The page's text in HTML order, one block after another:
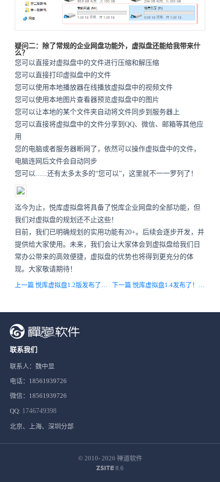
疑问二：除了常规的企业网盘功能外，虚拟盘还能给我带来什
么？
您可以直接对虚拟盘中的文件进行压缩和解压缩
您可以直接打印虚拟盘中的文件
您可以使用本地播放器在线播放虚拟盘中的视频文件
您可以使用本地图片查看器预览虚拟盘中的图片
您可以让本地的某个文件夹自动将文件同步到服务器上
您可以直接将虚拟盘中的文件分享到QQ、微信、邮箱等其他应
用
您的电脑或者服务器断网了，依然可以操作虚拟盘中的文件，
电脑连网后文件会自动同步
您可以......还有太多太多的“您可以”，这里就不一一罗列了！
迄今为止，悦库虚拟盘将具备了悦库企业网盘的全部功能，但
我们对虚拟盘的规划还不止这些！
目前，我们已明确规划的实用功能有20+。后续会逐步开发，并
提供给大家使用。未来，我们会让大家体会到虚拟盘给我们日
常办公带来的高效便捷，虚拟盘的优势也将得到更充分的体
现。大家敬请期待！
联系我们
联系人：魏中显
电话：18561939726
微信：18561939726
QQ: 1746749398
北京、上海、深圳分部
© 2010- 2026 禅道软件
8.6